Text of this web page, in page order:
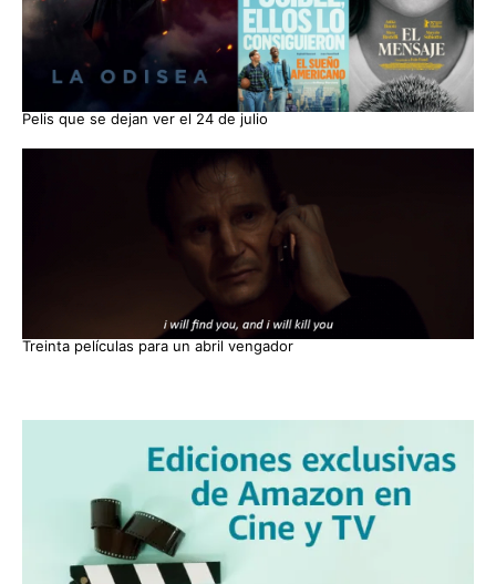
Pelis que se dejan ver el 24 de julio
Treinta películas para un abril vengador